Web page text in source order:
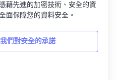
藉先進的加密技術、安全的資
面保障您的資料安全。
們對安全的承諾